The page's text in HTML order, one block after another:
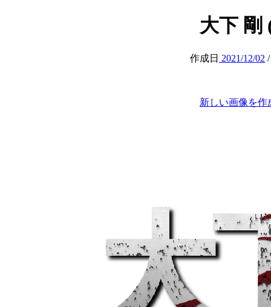
大下 剛
作成日 2021/12/02
新しい画像を作